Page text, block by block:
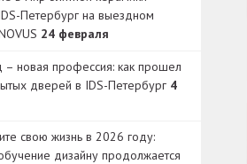
Петербург на выездном
24 февраля
– новая профессия: как прошел
дверей в IDS-Петербург 4
свою жизнь в 2026 году:
дизайну продолжается